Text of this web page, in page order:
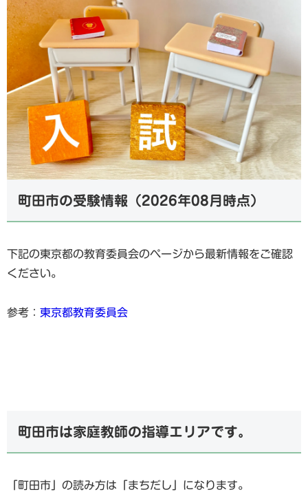
町田市の受験情報（2026年08月時点）
下記の東京都の教育委員会のページから最新情報をご確認
ください。
参考： 東京都教育委員会
町田市は家庭教師の指導エリアです。
「町田市」の読み方は「まちだし」になります。